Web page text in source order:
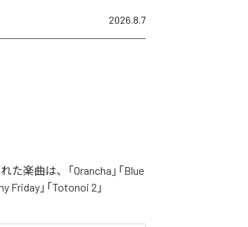
2026.8.7
楽曲は、「Orancha」「Blue
Friday」「Totonoi 2」